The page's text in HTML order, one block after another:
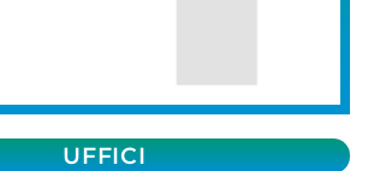
UFFICI